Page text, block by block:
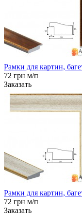
Рамки для картин,
72 грн м/п
Заказать
Рамки для картин,
72 грн м/п
Заказать